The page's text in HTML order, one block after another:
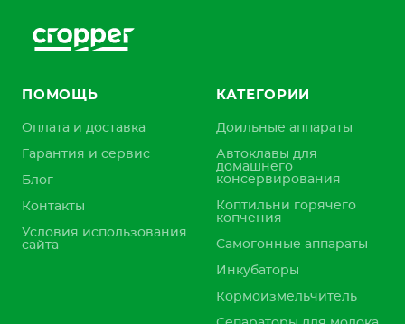
ПОМОЩЬ
Оплата и доставка
Гарантия и сервис
Блог
Контакты
Условия использования
сайта
КАТЕГОРИИ
Доильные аппараты
Автоклавы для
домашнего
консервирования
Коптильни горячего
копчения
Самогонные аппараты
Инкубаторы
Кормоизмельчитель